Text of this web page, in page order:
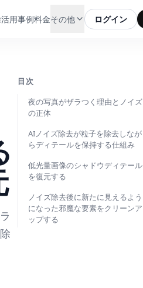
活用事例料金その他 ログイン
目次
夜の写真がザラつく理由とノイズ
の正体
AIノイズ除去が粒子を除去しなが
らディテールを保持する仕組み
低光量画像のシャドウディテール
を復元する
ノイズ除去後に新たに見えるよう
になった邪魔な要素をクリーンア
ップする